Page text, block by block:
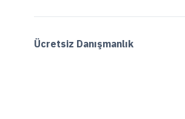
Ücretsiz Danışmanlık